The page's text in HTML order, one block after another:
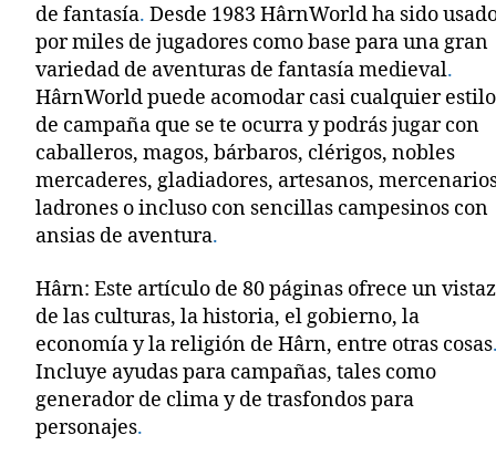
de fantasía. Desde 1983 HârnWorld ha sido
por miles de jugadores como base para una gran
variedad de aventuras de fantasía medieval.
HârnWorld puede acomodar casi cualquier estilo
de campaña que se te ocurra y podrás jugar con
caballeros, magos, bárbaros, clérigos, nobles
mercaderes, gladiadores, artesanos,
ladrones o incluso con sencillas campesinos con
ansias de aventura.
Hârn: Este artículo de 80 páginas ofrece un
de las culturas, la historia, el gobierno, la
economía y la religión de Hârn, entre otras cosas
Incluye ayudas para campañas, tales como
generador de clima y de trasfondos para
personajes.